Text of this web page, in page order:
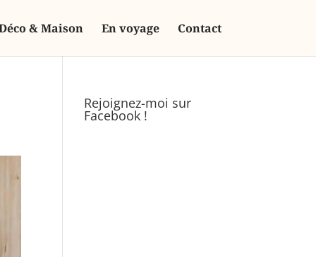
& Maison En voyage Contact
Rejoignez-moi sur
Facebook !